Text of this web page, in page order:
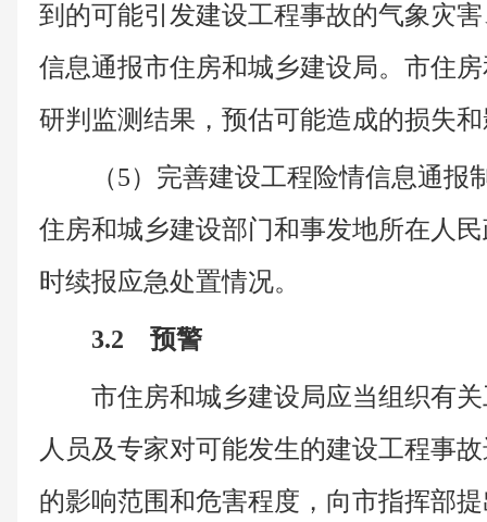
到的可能引发建设工程事故的气象灾
信息通报市住房和城乡建设局。市住
研判监测结果，预估可能造成的损失
（5）完善建设工程险情信息通
住房和城乡建设部门和事发地所在人
时续报应急处置情况。
3.2 预警
市住房和城乡建设局应当组织有
人员及专家对可能发生的建设工程事
的影响范围和危害程度，向市指挥部